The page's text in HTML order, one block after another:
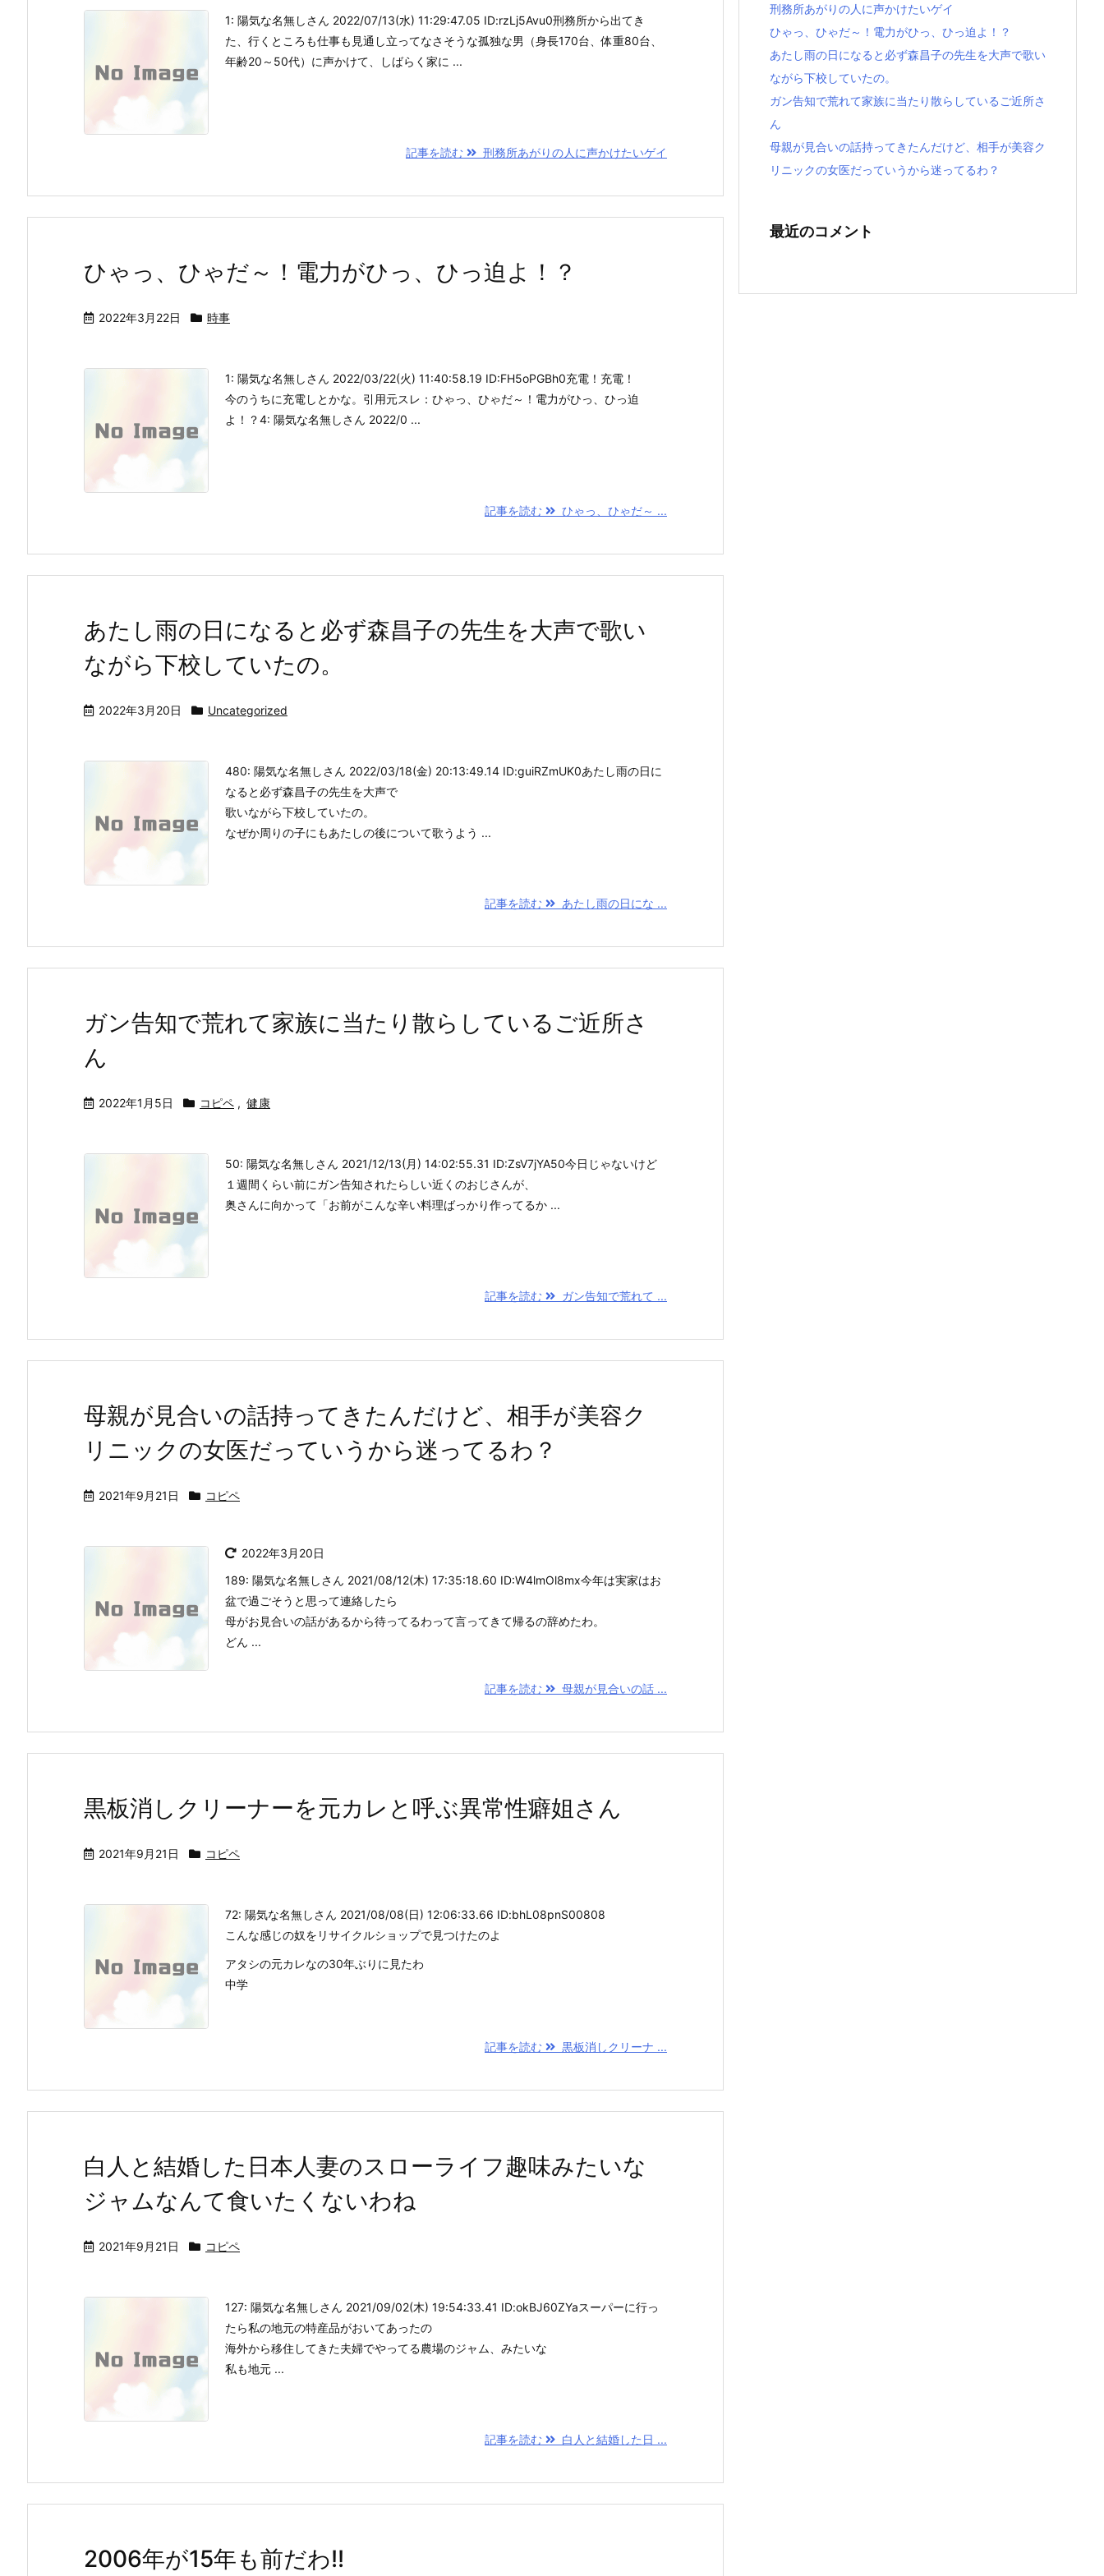
1: 陽気な名無しさん 2022/07/13(水) 11:29:47.05 ID:rzLj5Avu0刑務所から出てき
た、行くところも仕事も見通し立ってなさそうな孤独な男（身長170台、体重80台、
年齢20～50代）に声かけて、しばらく家に ...
記事を読む 刑務所あがりの人に声かけたいゲイ
ひゃっ、ひゃだ～！電力がひっ、ひっ迫よ！？
2022年3月22日 時事
1: 陽気な名無しさん 2022/03/22(火) 11:40:58.19 ID:FH5oPGBh0充電！充電！
今のうちに充電しとかな。引用元スレ：ひゃっ、ひゃだ～！電力がひっ、ひっ迫
よ！？4: 陽気な名無しさん 2022/0 ...
記事を読む ひゃっ、ひゃだ～ ...
あたし雨の日になると必ず森昌子の先生を大声で歌い
ながら下校していたの。
2022年3月20日 Uncategorized
480: 陽気な名無しさん 2022/03/18(金) 20:13:49.14 ID:guiRZmUK0あたし雨の日に
なると必ず森昌子の先生を大声で
歌いながら下校していたの。
なぜか周りの子にもあたしの後について歌うよう ...
記事を読む あたし雨の日にな ...
ガン告知で荒れて家族に当たり散らしているご近所さ
ん
2022年1月5日 コピペ , 健康
50: 陽気な名無しさん 2021/12/13(月) 14:02:55.31 ID:ZsV7jYA50今日じゃないけど
１週間くらい前にガン告知されたらしい近くのおじさんが、
奥さんに向かって「お前がこんな辛い料理ばっかり作ってるか ...
記事を読む ガン告知で荒れて ...
母親が見合いの話持ってきたんだけど、相手が美容ク
リニックの女医だっていうから迷ってるわ？
2021年9月21日 コピペ
2022年3月20日
189: 陽気な名無しさん 2021/08/12(木) 17:35:18.60 ID:W4lmOl8mx今年は実家はお
盆で過ごそうと思って連絡したら
母がお見合いの話があるから待ってるわって言ってきて帰るの辞めたわ。
どん ...
記事を読む 母親が見合いの話 ...
黒板消しクリーナーを元カレと呼ぶ異常性癖姐さん
2021年9月21日 コピペ
72: 陽気な名無しさん 2021/08/08(日) 12:06:33.66 ID:bhL08pnS00808
こんな感じの奴をリサイクルショップで見つけたのよ
アタシの元カレなの30年ぶりに見たわ
中学
記事を読む 黒板消しクリーナ ...
白人と結婚した日本人妻のスローライフ趣味みたいな
ジャムなんて食いたくないわね
2021年9月21日 コピペ
127: 陽気な名無しさん 2021/09/02(木) 19:54:33.41 ID:okBJ60ZYaスーパーに行っ
たら私の地元の特産品がおいてあったの
海外から移住してきた夫婦でやってる農場のジャム、みたいな
私も地元 ...
記事を読む 白人と結婚した日 ...
2006年が15年も前だわ!!
刑務所あがりの人に声かけたいゲイ
ひゃっ、ひゃだ～！電力がひっ、ひっ迫よ！？
あたし雨の日になると必ず森昌子の先生を大声で歌い
ながら下校していたの。
ガン告知で荒れて家族に当たり散らしているご近所さ
ん
母親が見合いの話持ってきたんだけど、相手が美容ク
リニックの女医だっていうから迷ってるわ？
最近のコメント